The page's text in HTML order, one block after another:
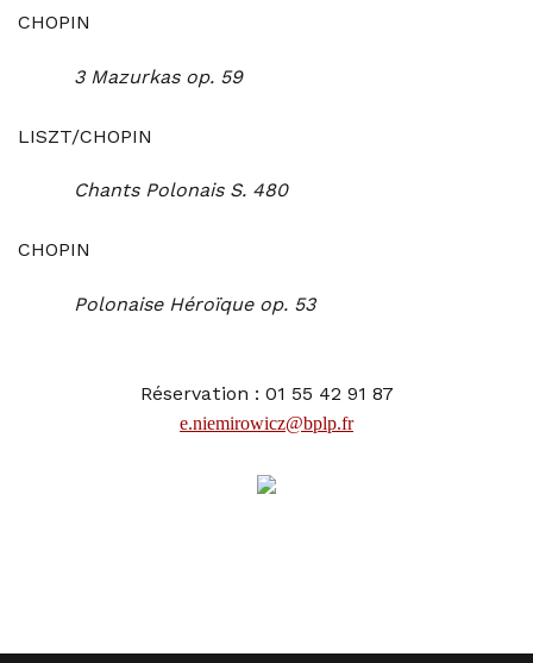
CHOPIN
3 Mazurkas op. 59
LISZT/CHOPIN
Chants Polonais S. 480
CHOPIN
Polonaise Héroïque op. 53
Réservation : 01 55 42 91 87
e.niemirowicz@bplp.fr